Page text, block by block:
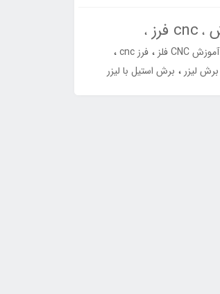
cnc فرز
آموزش CNC فلز
فرز cnc
برش لیزر برش استیل با لیزر